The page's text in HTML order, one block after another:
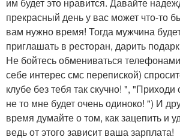
им будет это нравится. Давайте
прекрасный день у вас может что-то
вам нужно время! Тогда мужчина
приглашать в ресторан, дарить
Не бойтесь обмениваться
себе интерес смс перепиской)
клубе без тебя так скучно! ", "Приходи
не то мне будет очень одиноко! ") И
время думайте о том, как зацепить и
ведь от этого зависит ваша зарплата!